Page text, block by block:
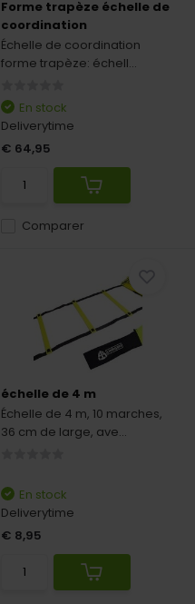
Forme trapèze échelle de
coordination
Échelle de coordination
forme trapèze: échell...
Comparer
En stock
Deliverytime
€ 64,95
échelle de 4 m
Échelle de 4 m, 10 marches,
36 cm de large, ave...
En stock
Deliverytime
€ 8,95